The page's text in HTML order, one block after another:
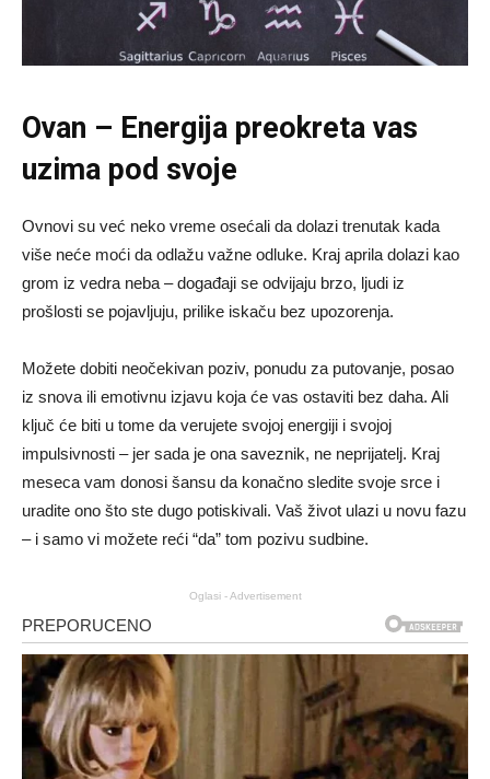
Ovan – Energija preokreta vas
uzima pod svoje
Ovnovi su već neko vreme osećali da dolazi trenutak kada
više neće moći da odlažu važne odluke. Kraj aprila dolazi kao
grom iz vedra neba – događaji se odvijaju brzo, ljudi iz
prošlosti se pojavljuju, prilike iskaču bez upozorenja.
Možete dobiti neočekivan poziv, ponudu za putovanje, posao
iz snova ili emotivnu izjavu koja će vas ostaviti bez daha. Ali
ključ će biti u tome da verujete svojoj energiji i svojoj
impulsivnosti – jer sada je ona saveznik, ne neprijatelj. Kraj
meseca vam donosi šansu da konačno sledite svoje srce i
uradite ono što ste dugo potiskivali. Vaš život ulazi u novu fazu
– i samo vi možete reći “da” tom pozivu sudbine.
Oglasi - Advertisement